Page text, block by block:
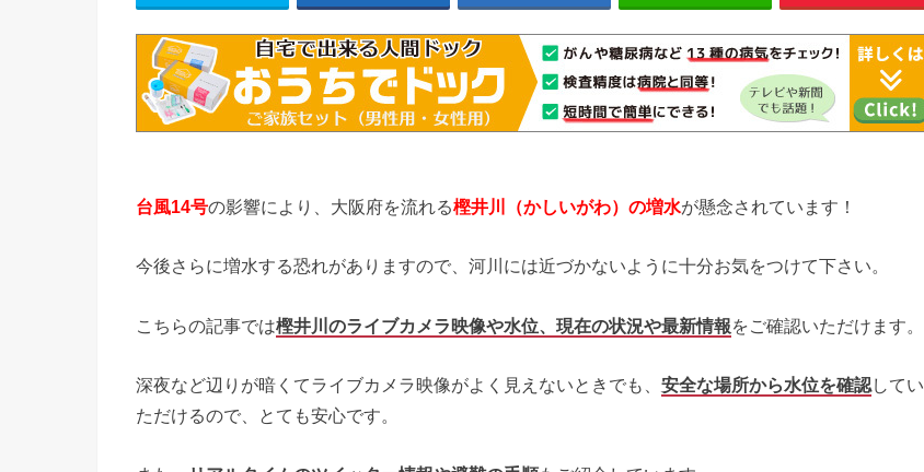
台風14号の影響により、大阪府を流れる樫井川 （かしいがわ）の増水が懸念されています！
今後さらに増水する恐れがありますので、河川には近づかないように十分お気をつけて下さい。
こちらの記事では樫井川のライブカメラ映像や水位、現在の状況や最新情報をご確認いただけます。
深夜など辺りが暗くてライブカメラ映像がよく見えないときでも、 安全な場所から水位を確認してい
ただけるので、とても安心です。